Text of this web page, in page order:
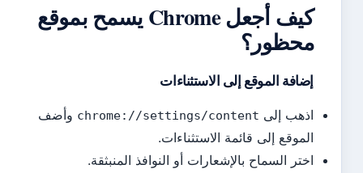
كيف أجعل Chrome يسمح بموقع
الموقع إلى الاستثناءات
إلى chrome://settings/contentوأضف
إلى قائمة الاستثناءات.
السماح بالإشعارات أو النوافذ المنبثقة.